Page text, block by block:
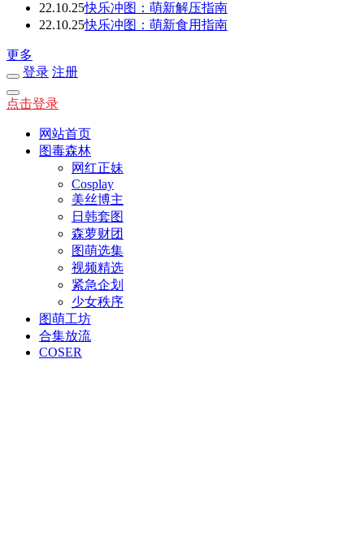
22.10.25快乐冲图：萌新解压指南
22.10.25快乐冲图：萌新食用指南
更多
登录 注册
点击登录
网站首页
图毒森林
网红正妹
Cosplay
美丝博主
日韩套图
森萝财团
图萌选集
视频精选
紧急企划
少女秩序
图萌工坊
合集放流
COSER